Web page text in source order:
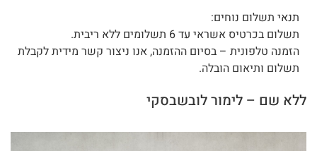
תנאי תשלום נוחים:
תשלום בכרטיס אשראי עד 6 תשלומים ללא ריבית.
הזמנה טלפונית – בסיום ההזמנה, אנו ניצור קשר מידית לקבלת
תשלום ותיאום הובלה.
ללא שם – לימור לובשבסקי